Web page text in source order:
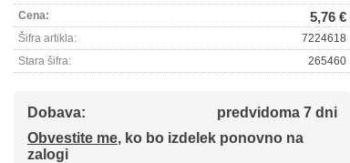
Cena:
5,76 €
Šifra artikla:
7224618
Stara šifra:
265460
Dobava:
predvidoma 7 dni
Obvestite me, ko bo izdelek ponovno na
zalogi